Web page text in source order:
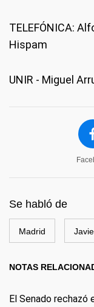
TELEFÓNICA:
Hispam
UNIR - Miguel
Se habló de
Madrid
NOTAS
El Senado rechazó